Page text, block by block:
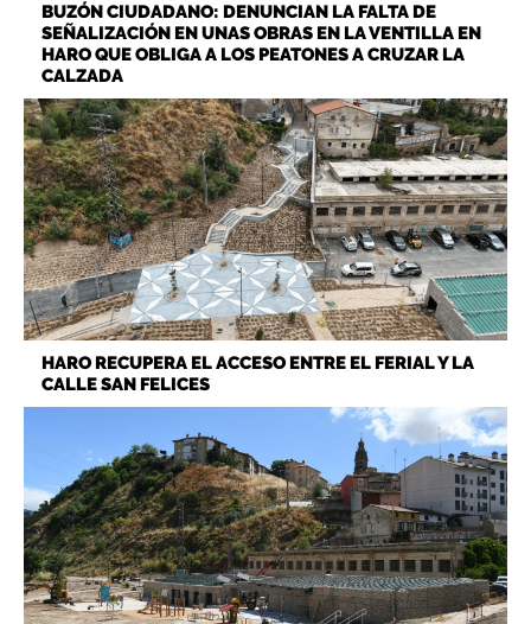
BUZÓN CIUDADANO: DENUNCIAN LA FALTA DE
SEÑALIZACIÓN EN UNAS OBRAS EN LA VENTILLA EN
HARO QUE OBLIGA A LOS PEATONES A CRUZAR LA
CALZADA
HARO RECUPERA EL ACCESO ENTRE EL FERIAL Y LA
CALLE SAN FELICES